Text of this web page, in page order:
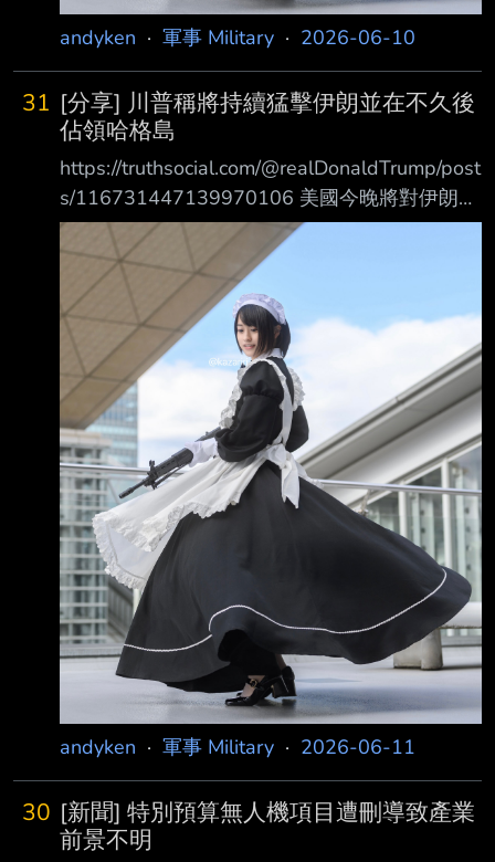
andyken · 軍事 Military · 2026-06-10
31 [分享] 川普稱將持續猛擊伊朗並在不久後
佔領哈格島
https://truthsocial.com/@realDonaldTrump/post
s/116731447139970106 美國今晚將對伊朗發
動非常猛烈的打擊。伊朗的海軍、空軍、雷達系
統、防空力量，以及 在不久將來的某個時間
點，我們將會奪取荷姆茲附近的哈格島以及其他
石油基礎設施，並 像目前對委內瑞拉一樣，全
面掌控其石油與天然氣市場；這對委內瑞拉和美
國而言都正取 得非常好的成果 感謝您對此事的
關注！ 美國總統 唐納·川普 大腸麵真的要來了
嗎？還是又是另一次的炒股贏學，就讓我們四目
以待... -- h
andyken · 軍事 Military · 2026-06-11
30 [新聞] 特別預算無人機項目遭刪導致產業
前景不明